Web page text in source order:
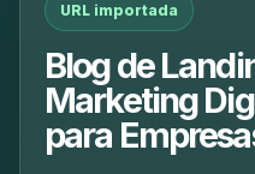
URL importada
Blog de
Marketing
para